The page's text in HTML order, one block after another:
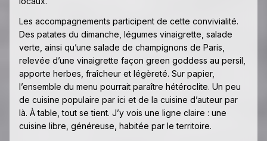
Les accompagnements participent de cette convivialité.
Des patates du dimanche, légumes vinaigrette, salade
verte, ainsi qu’une salade de champignons de Paris,
relevée d’une vinaigrette façon green goddess au persil,
apporte herbes, fraîcheur et légèreté. Sur papier,
l’ensemble du menu pourrait paraître hétéroclite. Un peu
de cuisine populaire par ici et de la cuisine d’auteur par
là. À table, tout se tient. J’y vois une ligne claire : une
cuisine libre, généreuse, habitée par le territoire.